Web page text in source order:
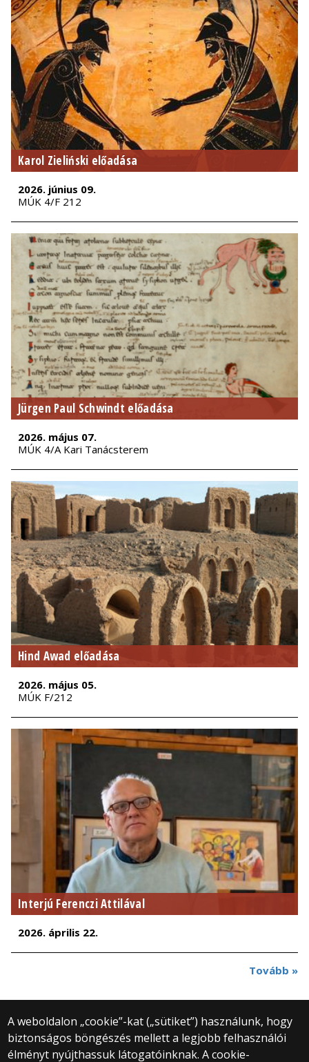
Karol Zieliński előadása
2026. június 09.
MÚK 4/F 212
Jürgen Paul Schwindt előadása
2026. május 07.
MÚK 4/A Kari Tanácsterem
Hind Awad előadása
2026. május 05.
MÚK F/212
Interjú Ferenczi Attilával
2026. április 22.
Tovább »
A weboldalon „cookie”-kat („sütiket”) használunk, hogy
biztonságos böngészés mellett a legjobb felhasználói
élményt nyújthassuk látogatóinknak. A cookie-
© 2025 Eötvös Loránd Tudományegyetem
Minden jog fenntartva.